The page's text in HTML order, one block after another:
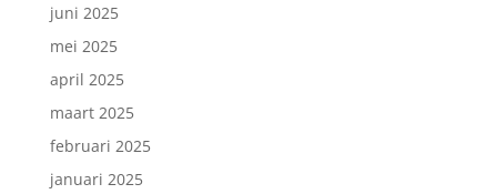
juni 2025
mei 2025
april 2025
maart 2025
februari 2025
januari 2025